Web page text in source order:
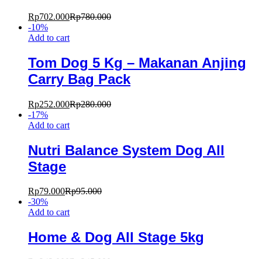
Rp702.000Rp780.000
-10%
Add to cart
Tom Dog 5 Kg – Makanan Anjing
Carry Bag Pack
Rp252.000Rp280.000
-17%
Add to cart
Nutri Balance System Dog All
Stage
Rp79.000Rp95.000
-30%
Add to cart
Home & Dog All Stage 5kg